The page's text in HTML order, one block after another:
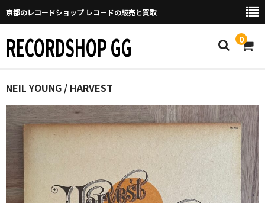
京都のレコードショップ レコードの販売と買取
RECORDSHOP GG 0
Home
マイページ
GGについて
取り置きなどについて
NEIL YOUNG / HARVEST